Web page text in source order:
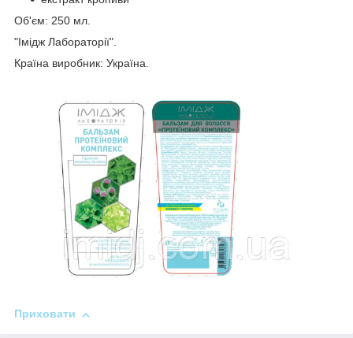
Об'єм: 250 мл.
"Імідж Лабораторії".
Країна виробник: Україна.
Приховати